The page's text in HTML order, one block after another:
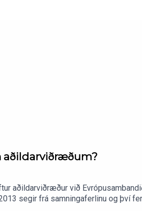
aðildarviðræðum?
aðildarviðræður við
segir frá samningaferlinu og því
hagfræðiprófessor við HÍ,